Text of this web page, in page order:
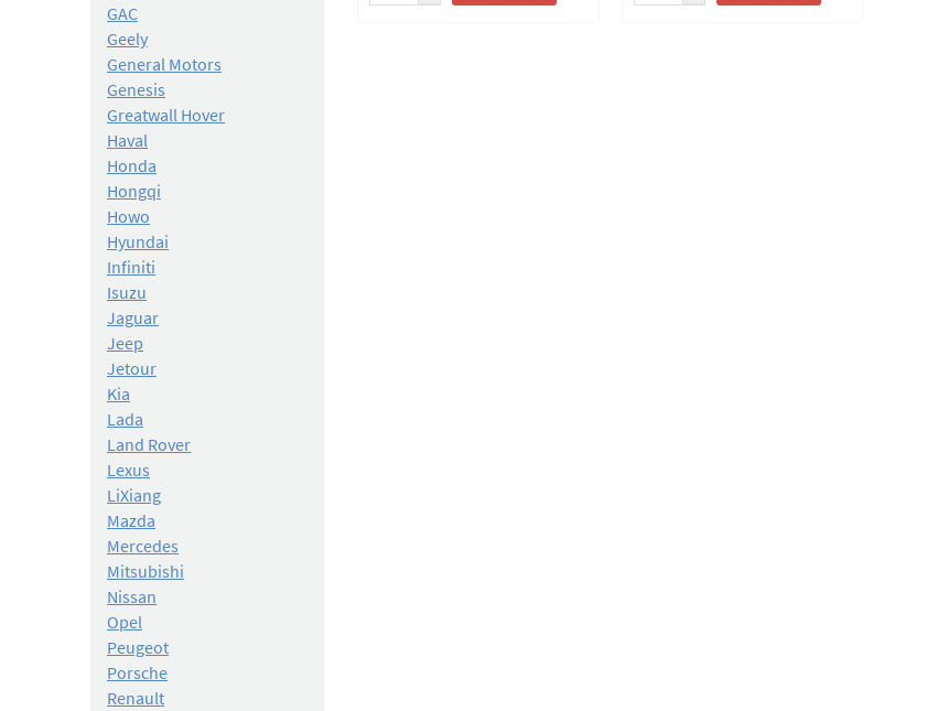
GAC
Geely
General Motors
Genesis
Greatwall Hover
Haval
Honda
Hongqi
Howo
Hyundai
Infiniti
Isuzu
Jaguar
Jeep
Jetour
Kia
Lada
Land Rover
Lexus
LiXiang
Mazda
Mercedes
Mitsubishi
Nissan
Opel
Peugeot
Porsche
Renault